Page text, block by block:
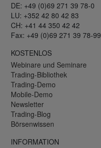
DE: +49 (0)69 271 39 78-0
LU: +352 42 80 42 83
CH: +41 44 350 42 42
Fax: +49 (0)69 271 39 78-99
KOSTENLOS
Webinare und Seminare
Trading-Bibliothek
Trading-Demo
Mobile-Demo
Newsletter
Trading-Blog
Börsenwissen
INFORMATION